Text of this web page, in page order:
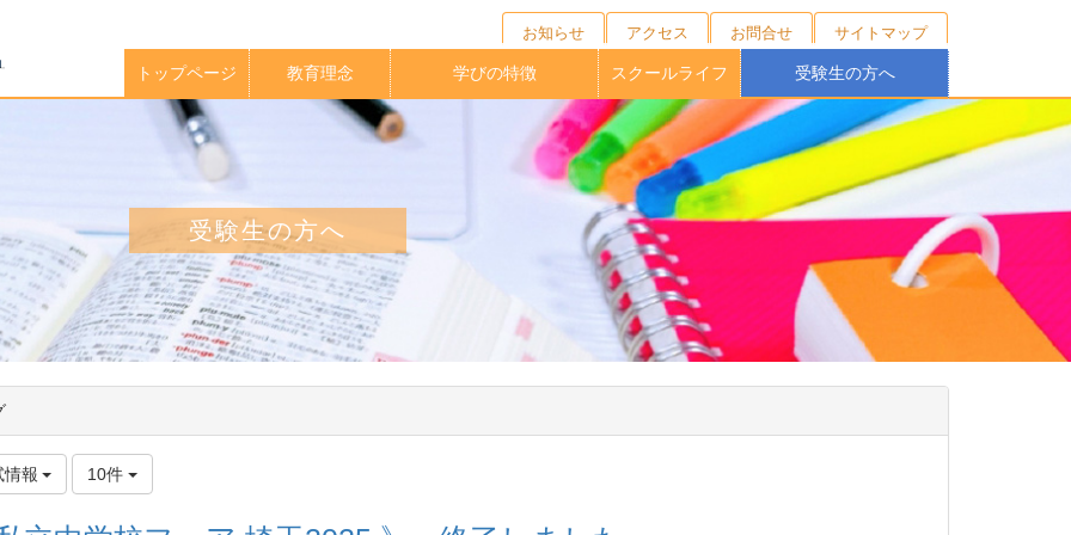
お知らせ アクセス お問合せ サイトマップ
トップページ 教育理念
校長メッセージ
学びの特徴
実践的英語力の育成
イングリッシュキャンプ
アクティブラーニング
海外大学指定校制度
スクールライフ
１日の流れ
年間行事
部活動
施設紹介
制服紹介
桐蔭祭
受験生の方へ
受験生向けNEWS
オープンスクール
学校説明会・外部相談会
募集要項
受験生の方へ
情報 10件